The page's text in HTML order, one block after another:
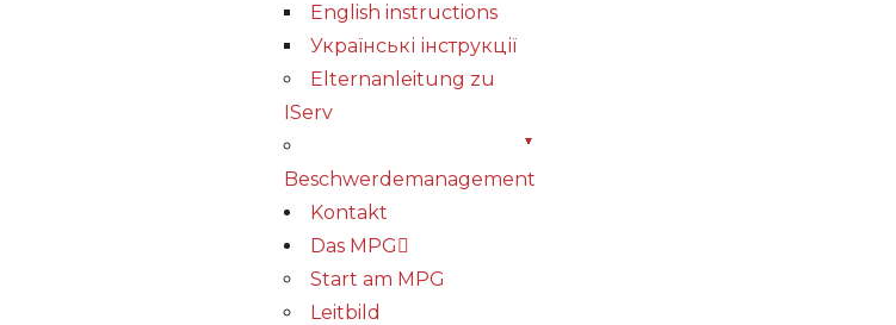
English instructions
Українські інструкції
Elternanleitung zu
IServ
Beschwerdemanagement
Kontakt
Das MPG
Start am MPG
Leitbild